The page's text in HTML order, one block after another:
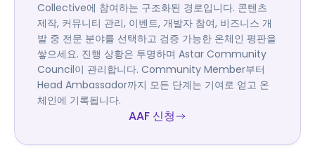
Collective에 참여하는 구조화된 경로입니다. 콘텐츠
제작, 커뮤니티 관리, 이벤트, 개발자 참여, 비즈니스 개
발 중 전문 분야를 선택하고 검증 가능한 온체인 평판을
쌓으세요. 진행 상황은 투명하며 Astar Community
Council이 관리합니다. Community Member부터
Head Ambassador까지 모든 단계는 기여로 얻고 온
체인에 기록됩니다.
AAF 신청